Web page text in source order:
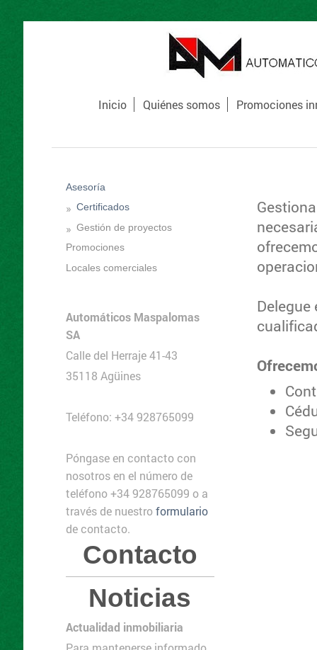
Inicio Quiénes somos Promociones
Asesoría
Certificados
Gestión de proyectos
Promociones
Locales comerciales
Automáticos Maspalomas
SA
Calle del Herraje 41-43
35118 Agüines
Teléfono: +34 928765099
Póngase en contacto con
nosotros en el número de
teléfono +34 928765099 o a
través de nuestroformulario
de contacto.
Contacto
Noticias
Actualidad inmobiliaria